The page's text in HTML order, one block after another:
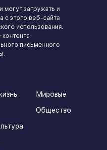
могут загружать и
с этого веб-сайта
использования.
письменного
Мировые
Общество